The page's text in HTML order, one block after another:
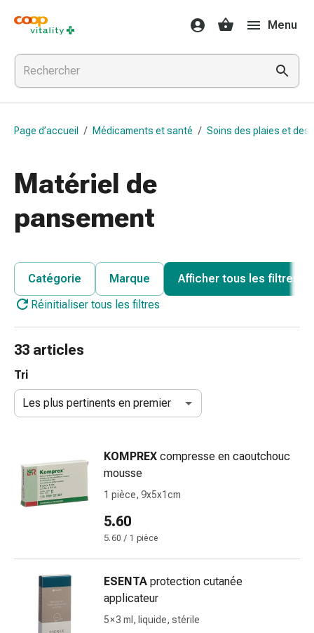
Médicaments
et
santé
Grippe
et
Refroidissement
pour
gorge
Médicaments
la
rhume
Maux
bronchite
Inhalateurs
Nettoyeur
papier
Rhume
Soins
des
plaies
et
Menu
Page d’accueil / Médicaments et santé / Soins des plaies et des
Matériel de
pansement
Catégorie Marque
Afficher tous les filtres
Réinitialiser tous les filtres
33 articles
Tri
Les plus pertinents en premier
KOMPREX compresse en caoutchouc
mousse
1 pièce, 9x5x1cm
5.60
5.60 / 1 pièce
ESENTA protection cutanée
applicateur
5 × 3 ml, liquide, stérile